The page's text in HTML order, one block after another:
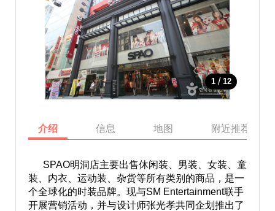
1 / 12
介绍 信息 地图 附近推荐景点
SPAO明洞店主要出售休闲装、男装、女装、童
装、内衣、运动装、杂货等所有类别的商品，是一
个全球化的时装品牌。现与SM Entertainment联手
开展营销活动，并与设计师张光孝共同企划推出了